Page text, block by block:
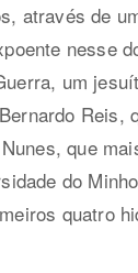
através de
nesse
um
Reis,
que
do
quatro